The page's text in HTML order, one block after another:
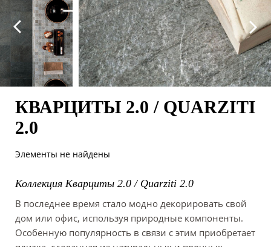
КВАРЦИТЫ 2.0 / QUARZITI
2.0
Элементы не найдены
Коллекция Кварциты 2.0 / Quarziti 2.0
В последнее время стало модно декорировать свой
дом или офис, используя природные компоненты.
Особенную популярность в связи с этим приобретает